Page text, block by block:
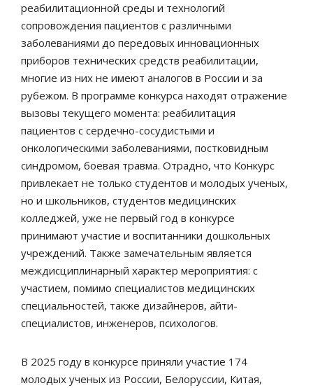
реабилитационной среды и технологий
сопровождения пациентов с различными
заболеваниями до передовых инновационных
приборов технических средств реабилитации,
многие из них не имеют аналогов в России и за
рубежом. В программе конкурса находят отражение
вызовы текущего момента: реабилитация
пациентов с сердечно-сосудистыми и
онкологическими заболеваниями, постковидным
синдромом, боевая травма. Отрадно, что Конкурс
привлекает не только студентов и молодых ученых,
но и школьников, студентов медицинских
колледжей, уже не первый год в конкурсе
принимают участие и воспитанники дошкольных
учреждений. Также замечательным является
междисциплинарный характер мероприятия: с
участием, помимо специалистов медицинских
специальностей, также дизайнеров, айти-
специалистов, инженеров, психологов.
В 2025 году в конкурсе приняли участие 174
молодых ученых из России, Белоруссии, Китая,